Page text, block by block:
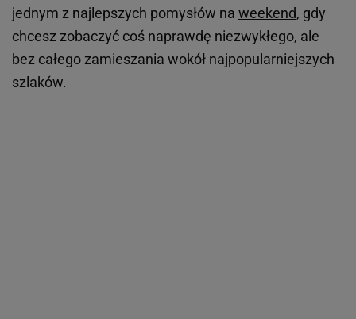
jednym z najlepszych pomysłów na weekend, gdy
chcesz zobaczyć coś naprawdę niezwykłego, ale
bez całego zamieszania wokół najpopularniejszych
szlaków.